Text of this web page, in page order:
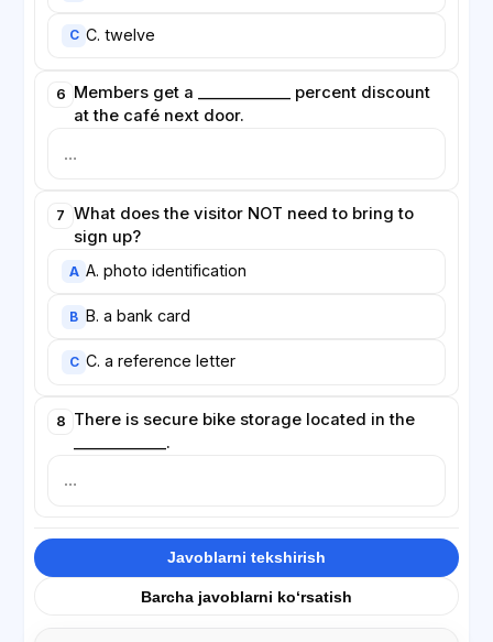
C C. twelve
6 Members get a ____________ percent discount
at the café next door.
7
What does the visitor NOT need to bring to
sign up?
A A. photo identification
B B. a bank card
C C. a reference letter
8 There is secure bike storage located in the
____________.
Javoblarni tekshirish
Barcha javoblarni ko‘rsatish